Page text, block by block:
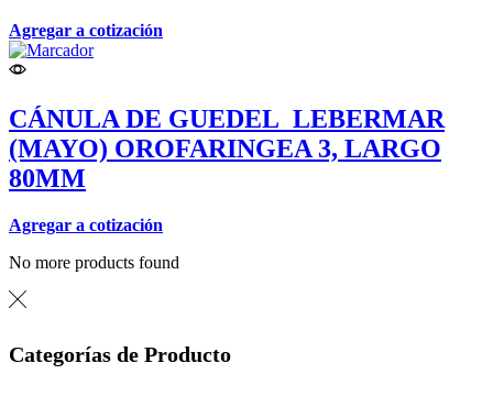
Agregar a cotización
CÁNULA DE GUEDEL_LEBERMAR
(MAYO) OROFARINGEA 3, LARGO
80MM
Agregar a cotización
No more products found
Categorías de Producto